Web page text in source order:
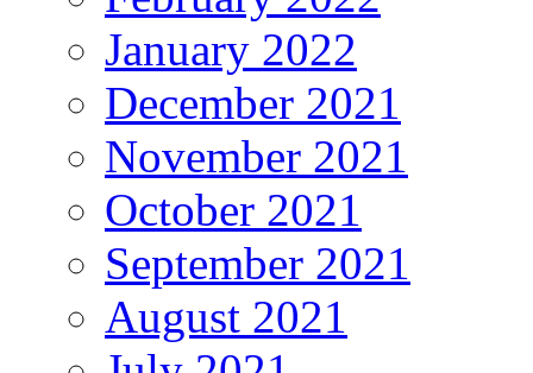
January 2022
December 2021
November 2021
October 2021
September 2021
August 2021